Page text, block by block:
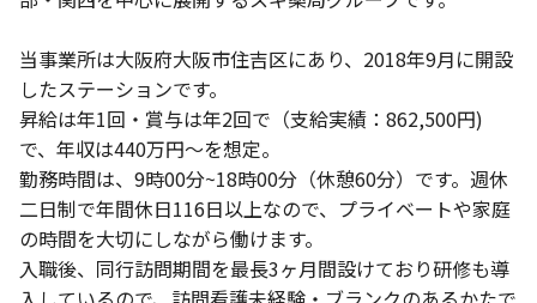
当事業所は大阪府大阪市住吉区にあり、2018年9月に開設
したステーションです。
昇給は年1回・賞与は年2回で（支給実績：862,500円)
で、年収は440万円〜を想定。
勤務時間は、9時00分~18時00分（休憩60分）です。週休
二日制で年間休日116日以上なので、プライベートや家庭
の時間を大切にしながら働けます。
入職後、同行訪問期間を最長3ヶ月間設けており研修も導